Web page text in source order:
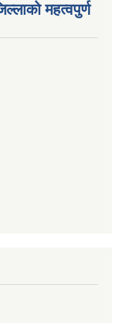
महत्वपुर्ण